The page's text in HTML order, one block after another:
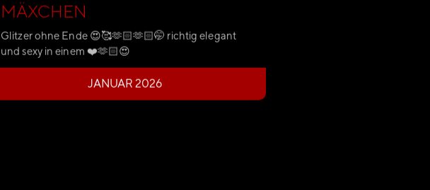
MÄXCHEN
Glitzer ohne Ende 😍🥰🫶🏻🫶🏻🤭 richtig elegant
und sexy in einem ❤️🫶🏻😍
JANUAR 2026